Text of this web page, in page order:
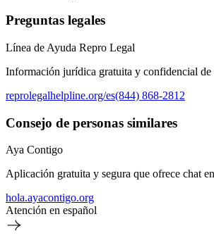
Preguntas legales
Línea de Ayuda Repro Legal
Información jurídica gratuita y confidencial de
reprolegalhelpline.org/es(844) 868-2812
Consejo de personas similares
Aya Contigo
Aplicación gratuita y segura que ofrece chat
hola.ayacontigo.org
Atención en español